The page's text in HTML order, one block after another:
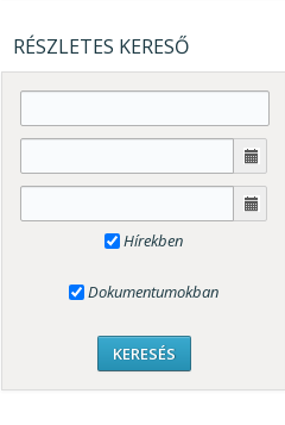
RÉSZLETES KERESŐ
Hírekben
Dokumentumokban